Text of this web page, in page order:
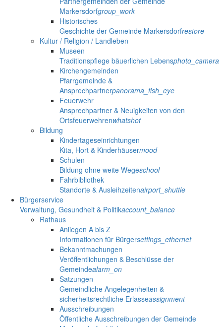
Markersdorfgroup_work
Historisches
Geschichte der Gemeinde Markersdorfrestore
Kultur / Religion / Landleben
Museen
Traditionspflege bäuerlichen Lebensphoto_camera
Kirchengemeinden
Pfarrgemeinde &
Ansprechpartnerpanorama_fish_eye
Feuerwehr
Ansprechpartner & Neuigkeiten von den
Ortsfeuerwehrenwhatshot
Bildung
Kindertageseinrichtungen
Kita, Hort & Kinderhäusermood
Schulen
Bildung ohne weite Wegeschool
Fahrbibliothek
Standorte & Ausleihzeitenairport_shuttle
Bürgerservice
Verwaltung, Gesundheit & Politikaccount_balance
Rathaus
Anliegen A bis Z
Informationen für Bürgersettings_ethernet
Bekanntmachungen
Veröffentlichungen & Beschlüsse der
Gemeindealarm_on
Satzungen
Gemeindliche Angelegenheiten &
sicherheitsrechtliche Erlasseassignment
Ausschreibungen
Öffentliche Ausschreibungen der Gemeinde